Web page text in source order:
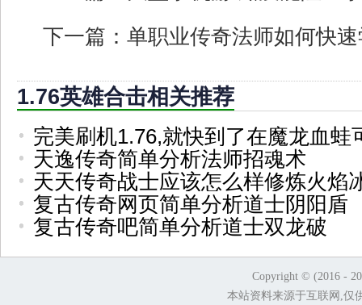
下一篇： 单职业传奇法师如何快
1.76英雄合击相关推荐
完美刷机1.76,就快到了在魔龙血蛙
天逸传奇简单分析法师招魂术
天天传奇战士应该怎么样修炼火焰
复古传奇网页简单分析道士阴阳盾
复古传奇吧简单分析道士双龙破
Copyright © (2016 -
本站资料来源于互联网,仅